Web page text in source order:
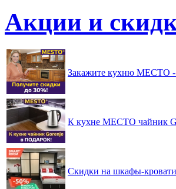
Акции и
Закажите кухню МЕСТО -
К кухне МЕСТО чайник
Скидки на шкафы-